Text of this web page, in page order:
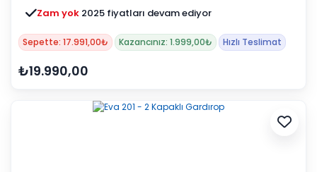
Zam yok 2025 fiyatları devam ediyor
Sepette: 17.991,00₺ Kazancınız: 1.999,00₺ Hızlı Teslimat
₺19.990,00